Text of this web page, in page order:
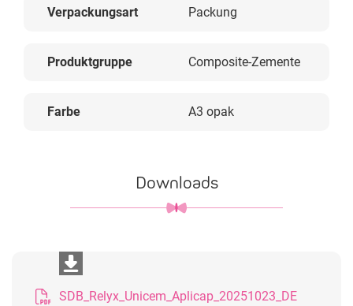
Verpackungsart Packung
Produktgruppe Composite-Zemente
Farbe A3 opak
Downloads
SDB_Relyx_Unicem_Aplicap_20251023_DE